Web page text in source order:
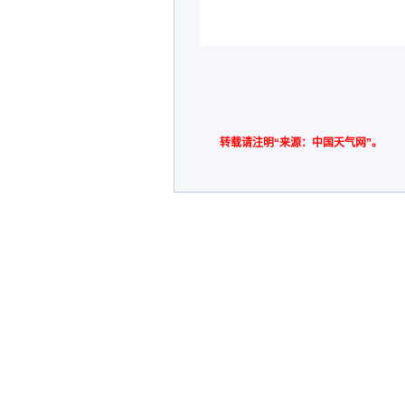
转载请注明“来源：中国天气网”。